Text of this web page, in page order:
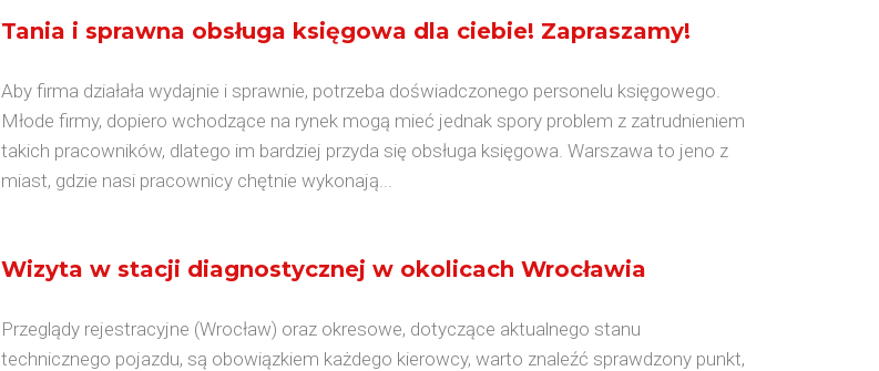
Tania i sprawna obsługa księgowa dla ciebie! Zapraszamy!
Aby firma działała wydajnie i sprawnie, potrzeba doświadczonego personelu księgowego.
Młode firmy, dopiero wchodzące na rynek mogą mieć jednak spory problem z zatrudnieniem
takich pracowników, dlatego im bardziej przyda się obsługa księgowa. Warszawa to jeno z
miast, gdzie nasi pracownicy chętnie wykonają...
Wizyta w stacji diagnostycznej w okolicach Wrocławia
Przeglądy rejestracyjne (Wrocław) oraz okresowe, dotyczące aktualnego stanu
technicznego pojazdu, są obowiązkiem każdego kierowcy, warto znaleźć sprawdzony punkt,